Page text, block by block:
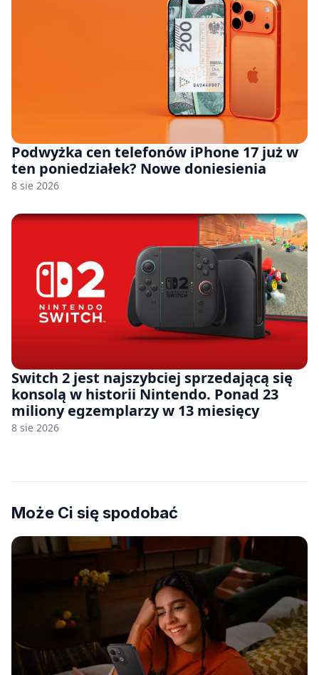
Podwyżka cen telefonów iPhone 17 już w
ten poniedziałek? Nowe doniesienia
8 sie 2026
Switch 2 jest najszybciej sprzedającą się
konsolą w historii Nintendo. Ponad 23
miliony egzemplarzy w 13 miesięcy
8 sie 2026
Może Ci się spodobać